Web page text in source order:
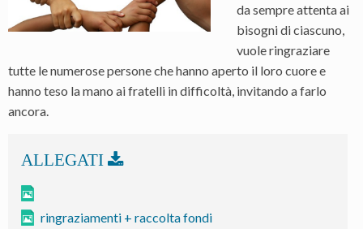
da sempre attenta ai
bisogni di ciascuno,
vuole ringraziare
tutte le numerose persone che hanno aperto il loro cuore e
hanno teso la mano ai fratelli in difficoltà, invitando a farlo
ancora.
ringraziamenti + raccolta fondi